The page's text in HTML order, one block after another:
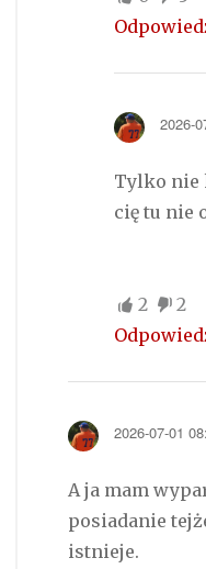
2026-
Tylko nie
cię tu nie
2
2
2026-07-01
A ja mam
posiadanie
istnieje.